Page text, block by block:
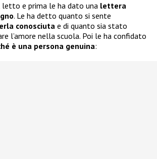
letto e prima le ha dato una lettera
. Le ha detto quanto si sente
conosciuta e di quanto sia stato
l’amore nella scuola. Poi le ha confidato
è una persona genuina: